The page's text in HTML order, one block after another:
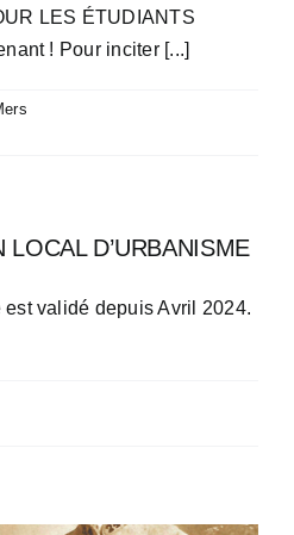
LES ÉTUDIANTS
! Pour inciter [...]
D’URBANISME
est validé depuis Avril 2024.